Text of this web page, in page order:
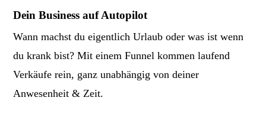
Dein Business auf Autopilot
Wann machst du eigentlich Urlaub oder was ist wenn
du krank bist? Mit einem Funnel kommen laufend
Verkäufe rein, ganz unabhängig von deiner
Anwesenheit & Zeit.